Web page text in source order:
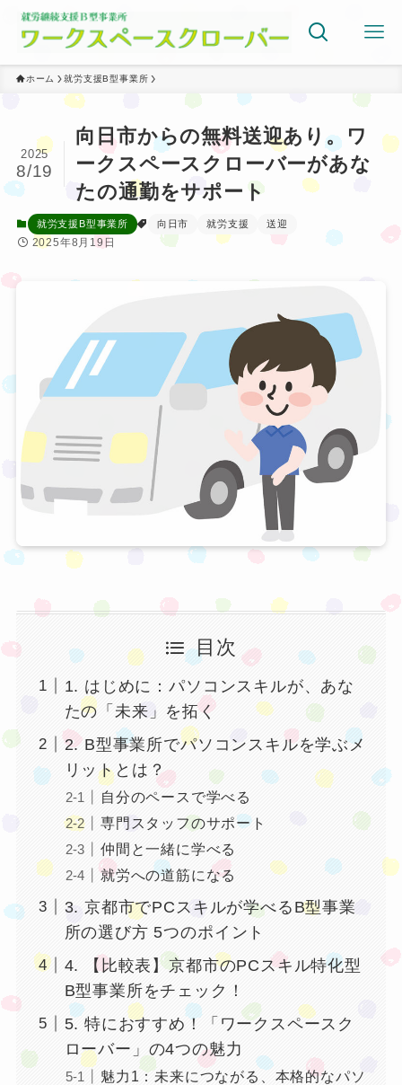
ホーム 就労支援B型事業所
向日市からの無料送迎あり。ワ
ークスペースクローバーがあな
たの通勤をサポート
2025
8/19
就労支援B型事業所 向日市 就労支援 送迎
2025年8月19日
目次
1. はじめに：パソコンスキルが、あな
たの「未来」を拓く
2. B型事業所でパソコンスキルを学ぶメ
リットとは？
自分のペースで学べる
専門スタッフのサポート
仲間と一緒に学べる
就労への道筋になる
3. 京都市でPCスキルが学べるB型事業
所の選び方 5つのポイント
4. 【比較表】京都市のPCスキル特化型
B型事業所をチェック！
5. 特におすすめ！「ワークスペースク
ローバー」の4つの魅力
魅力1：未来につながる、本格的なパソ